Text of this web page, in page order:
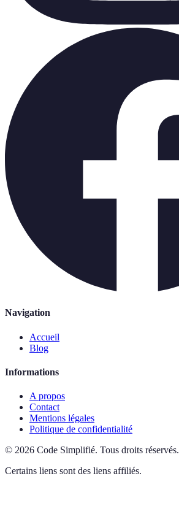
Navigation
Accueil
Blog
Informations
A propos
Contact
Mentions légales
Politique de confidentialité
© 2026 Code Simplifié. Tous droits réservés.
Certains liens sont des liens affiliés.